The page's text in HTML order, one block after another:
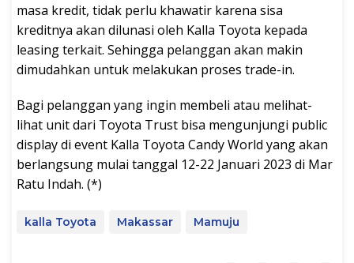
masa kredit, tidak perlu khawatir karena sisa
kreditnya akan dilunasi oleh Kalla Toyota kepada
leasing terkait. Sehingga pelanggan akan makin
dimudahkan untuk melakukan proses trade-in.
Bagi pelanggan yang ingin membeli atau melihat-
lihat unit dari Toyota Trust bisa mengunjungi public
display di event Kalla Toyota Candy World yang akan
berlangsung mulai tanggal 12-22 Januari 2023 di Mar
Ratu Indah. (*)
kalla Toyota Makassar Mamuju